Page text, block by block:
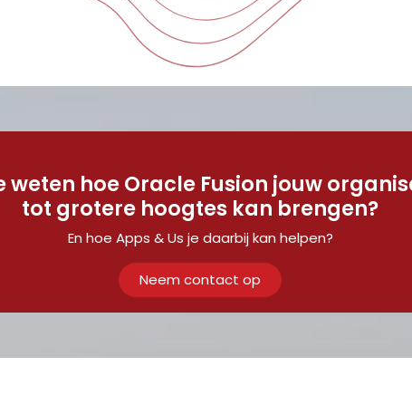
weten hoe Oracle Fusion jouw
tot grotere hoogtes kan brengen?
En hoe Apps & Us je daarbij kan helpen?
Neem contact op